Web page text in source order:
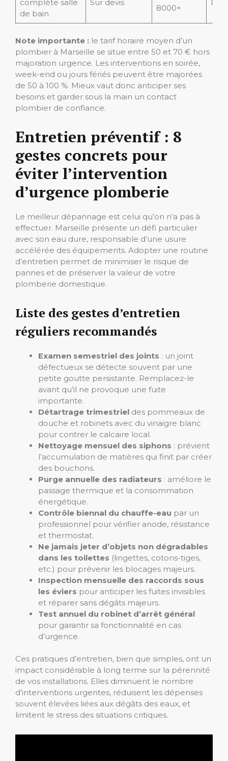
complète salle
de bain
Sur devis
8000+
Note importante : le tarif horaire moyen d’un
plombier à Marseille se situe entre 50 et 70 € hors
majoration urgence. Les interventions en soirée,
week-end ou jours fériés peuvent être majorées
de 50 à 100 %. Mieux vaut donc anticiper ses
besoins et garder sous la main un contact
plombier de confiance.
Entretien préventif : 8
gestes concrets pour
éviter l’intervention
d’urgence plomberie
Le meilleur dépannage est celui qu’on n’a pas à
effectuer. Marseille présente un défi particulier
avec son eau dure, responsable d’une usure
accélérée des équipements. Adopter une routine
d’entretien permet de minimiser le risque de
pannes et de préserver la valeur de votre
plomberie domestique.
Liste des gestes d’entretien
réguliers recommandés
Examen semestriel des joints : un joint
défectueux se détecte souvent par une
petite goutte persistante. Remplacez-le
avant qu’il ne provoque une fuite
importante.
Détartrage trimestriel des pommeaux de
douche et robinets avec du vinaigre blanc
pour contrer le calcaire local.
Nettoyage mensuel des siphons : prévient
l’accumulation de matières qui finit par créer
des bouchons.
Purge annuelle des radiateurs : améliore le
passage thermique et la consommation
énergétique.
Contrôle biennal du chauffe-eau par un
professionnel pour vérifier anode, résistance
et thermostat.
Ne jamais jeter d’objets non dégradables
dans les toilettes (lingettes, cotons-tiges,
etc.) pour prévenir les blocages majeurs.
Inspection mensuelle des raccords sous
les éviers pour anticiper les fuites invisibles
et réparer sans dégâts majeurs.
Test annuel du robinet d’arrêt général
pour garantir sa fonctionnalité en cas
d’urgence.
Ces pratiques d’entretien, bien que simples, ont un
impact considérable à long terme sur la pérennité
de vos installations. Elles diminuent le nombre
d’interventions urgentes, réduisent les dépenses
souvent élevées liées aux dégâts des eaux, et
limitent le stress des situations critiques.